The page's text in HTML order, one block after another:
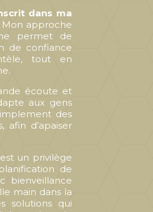
dans ma
approche
permet de
de confiance
tout en
écoute et
aux gens
des
afin d’apaiser
un privilège
de
bienveillance
main dans la
solutions qui